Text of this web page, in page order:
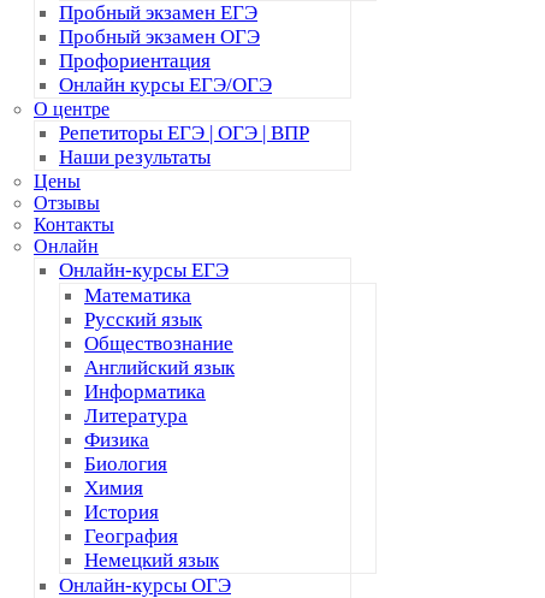
Пробный экзамен ЕГЭ
Пробный экзамен ОГЭ
Профориентация
Онлайн курсы ЕГЭ/ОГЭ
О центре
Репетиторы ЕГЭ | ОГЭ | ВПР
Наши результаты
Цены
Отзывы
Контакты
Онлайн
Онлайн-курсы ЕГЭ
Математика
Русский язык
Обществознание
Английский язык
Информатика
Литература
Физика
Биология
Химия
История
География
Немецкий язык
Онлайн-курсы ОГЭ